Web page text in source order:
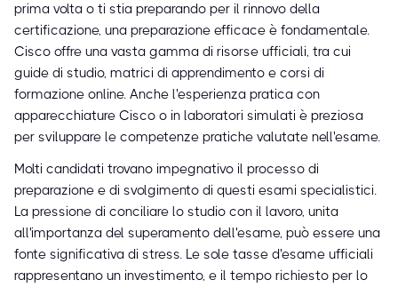
prima volta o ti stia preparando per il rinnovo della
certificazione, una preparazione efficace è fondamentale.
Cisco offre una vasta gamma di risorse ufficiali, tra cui
guide di studio, matrici di apprendimento e corsi di
formazione online. Anche l'esperienza pratica con
apparecchiature Cisco o in laboratori simulati è preziosa
per sviluppare le competenze pratiche valutate nell'esame.
Molti candidati trovano impegnativo il processo di
preparazione e di svolgimento di questi esami specialistici.
La pressione di conciliare lo studio con il lavoro, unita
all'importanza del superamento dell'esame, può essere una
fonte significativa di stress. Le sole tasse d'esame ufficiali
rappresentano un investimento, e il tempo richiesto per lo